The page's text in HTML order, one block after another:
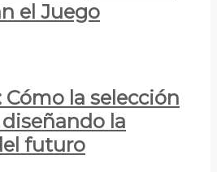
el Juego
Cómo la selección
la
futuro